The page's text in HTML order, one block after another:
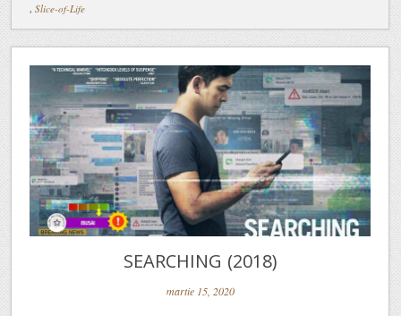
, Slice-of-Life
SEARCHING (2018)
martie 15, 2020